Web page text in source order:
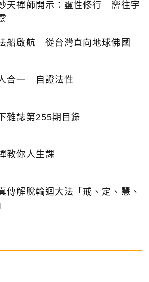
天禪師開示：靈性修行 嚮往宇
船啟航 從台灣直向地球佛國
合一 自證法性
雜誌第255期目錄
教你人生課
傳解脫輪迴大法「戒、定、慧、